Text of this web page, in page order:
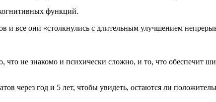
функций.
все они «столкнулись с длительным улучшением
что не знакомо и психически сложно, и то, что обеспечит
через год и 5 лет, чтобы увидеть, остаются ли